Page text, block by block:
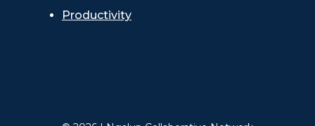
Productivity